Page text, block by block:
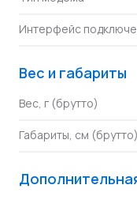
Интерфейс
Вес и габариты
Вес, г (брутто)
Габариты, см (брутто)